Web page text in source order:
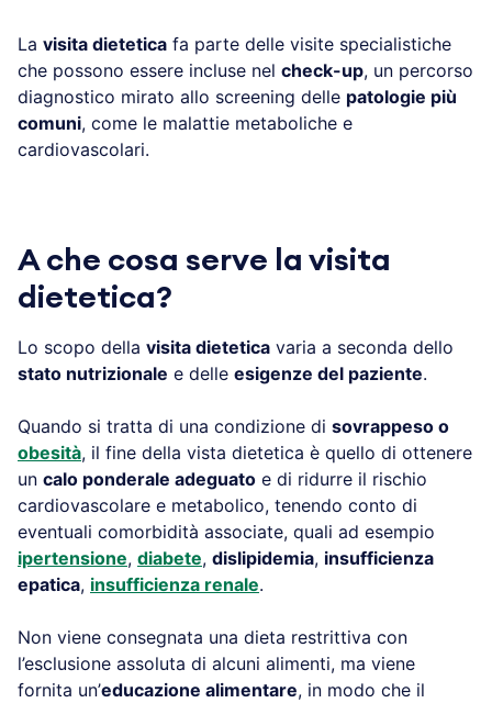
La visita dietetica fa parte delle visite specialistiche
che possono essere incluse nel check-up, un percorso
diagnostico mirato allo screening delle patologie più
comuni, come le malattie metaboliche e
cardiovascolari.
A che cosa serve la visita
dietetica?
Lo scopo della visita dietetica varia a seconda dello
stato nutrizionale e delle esigenze del paziente.
Quando si tratta di una condizione di sovrappeso o
obesità, il fine della vista dietetica è quello di ottenere
un calo ponderale adeguato e di ridurre il rischio
cardiovascolare e metabolico, tenendo conto di
eventuali comorbidità associate, quali ad esempio
ipertensione, diabete, dislipidemia, insufficienza
epatica, insufficienza renale.
Non viene consegnata una dieta restrittiva con
l’esclusione assoluta di alcuni alimenti, ma viene
fornita un’educazione alimentare, in modo che il